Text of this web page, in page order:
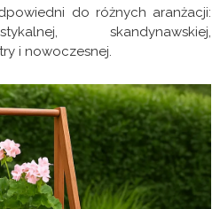
do różnych aranżacji:
skandynawskiej,
i nowoczesnej.